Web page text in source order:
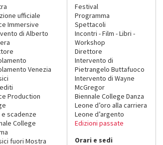
ufficiale
Immersive
di Alberto
Venezia
Production
e scadenze
College
fuori Mostra
Festival
Programma
Spettacoli
Incontri - Film - Libri -
Workshop
Direttore
Intervento di
Pietrangelo Buttafuoco
Intervento di Wayne
McGregor
Biennale College Danza
Leone d’oro alla carriera
Leone d’argento
Edizioni passate
Orari e sedi